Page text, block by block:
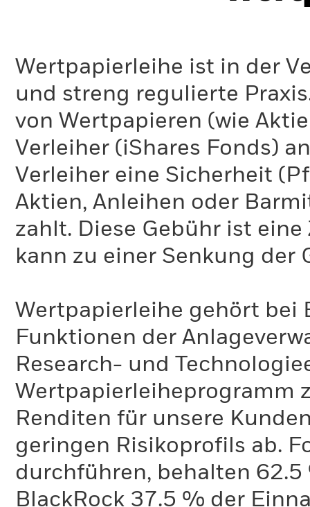
Wertpapierleihe ist in der
und streng regulierte
von Wertpapieren (wie
Verleiher (iShares Fonds)
Verleiher eine Sicherheit
Aktien, Anleihen oder
zahlt. Diese Gebühr ist
kann zu einer Senkung der
Wertpapierleihe gehört bei
Funktionen der
Research- und
Wertpapierleiheprogramm
Renditen für unsere
geringen Risikoprofils ab.
durchführen, behalten
BlackRock 37.5 % der